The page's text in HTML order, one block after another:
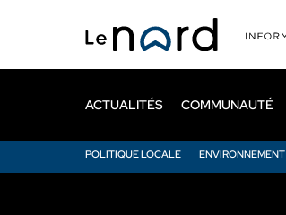
principal
ACTUALITÉS
POLITIQUE LOCALE ENVIRONNEMENT
COMMUNAUTÉ